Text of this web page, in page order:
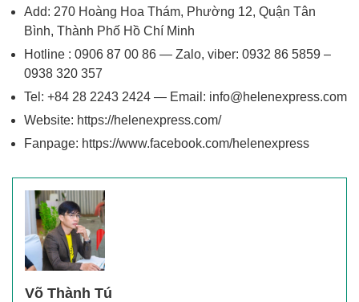
Add: 270 Hoàng Hoa Thám, Phường 12, Quận Tân
Bình, Thành Phố Hồ Chí Minh
Hotline : 0906 87 00 86 — Zalo, viber: 0932 86 5859 –
0938 320 357
Tel: +84 28 2243 2424 — Email: info@helenexpress.com
Website: https://helenexpress.com/
Fanpage: https://www.facebook.com/helenexpress
Võ Thành Tú